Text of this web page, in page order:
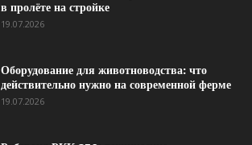
в пролёте на стройке
19.07.2026
Оборудование для животноводства: что
действительно нужно на современной ферме
19.07.2026